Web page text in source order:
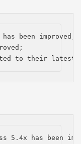
been improved;
to their latest
5.4x has been